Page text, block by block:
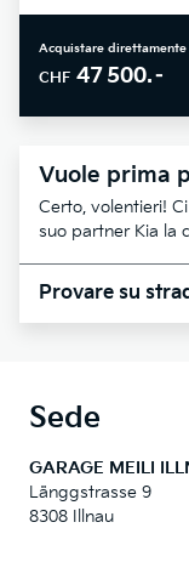
Acquistare
CHF 47 500.–
Vuole prima
Certo, volentieri!
suo partner Kia la
Provare su
Sede
GARAGE MEILI
Länggstrasse 9
8308 Illnau